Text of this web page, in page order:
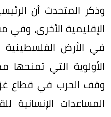
وذكر المتحدث أن
الإقليمية الأخرى،
في الأرض الفلسطينية
الأولوية التي تمنحها
وقف الحرب في قطاع
المساعدات الإنسانية